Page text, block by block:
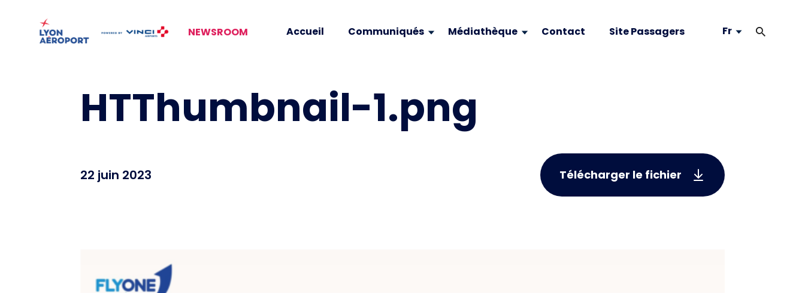
NEWSROOM Accueil Communiqués Médiathèque Contact Site Passagers Fr
HTThumbnail-1.png
22 juin 2023 Télécharger le fichier